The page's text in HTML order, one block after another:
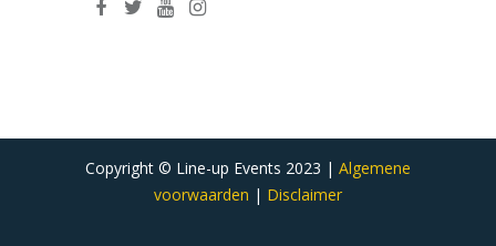
Copyright © Line-up Events 2023 | Algemene
voorwaarden | Disclaimer